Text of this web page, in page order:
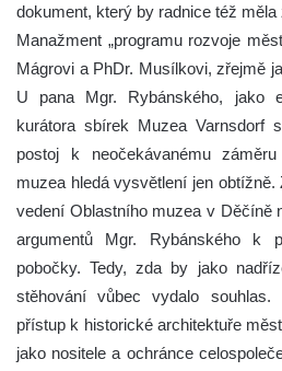
dokument, který by radnice též
Manažment „programu rozvoje
Mágrovi a PhDr. Musílkovi, zřejmě
U pana Mgr. Rybánského, jako
kurátora sbírek Muzea Varnsdorf
postoj k neočekávanému
muzea hledá vysvětlení jen
vedení Oblastního muzea v Děčíně
argumentů Mgr. Rybánského k
pobočky. Tedy, zda by jako
stěhování vůbec vydalo souhlas.
přístup k historické architektuře
jako nositele a ochránce